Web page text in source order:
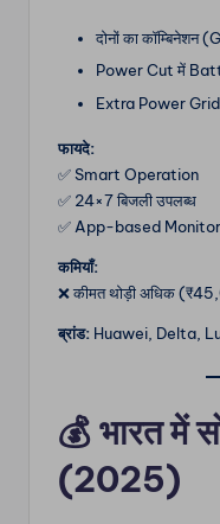
दोनों का
Power Cut में
Extra Power
फायदे:
✅ Smart Operation
✅ 24×7 बिजली उपलब्ध
✅ App-based
कमियाँ:
❌ कीमत थोड़ी अधिक
ब्रांड: Huawei, Delta,
💰भारत में
(2025)